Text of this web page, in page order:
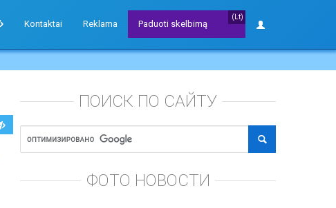
Kontaktai Reklama
(Lt)
Paduoti skelbimą
ПОИСК ПО САЙТУ
ФОТО НОВОСТИ